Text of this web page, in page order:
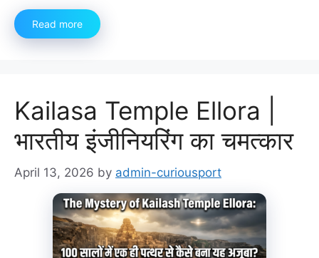
Read more
Kailasa Temple Ellora |
भारतीय इंजीनियरिंग का चमत्कार
April 13, 2026 by admin-curiousport